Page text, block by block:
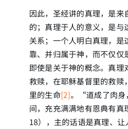
因此，圣经讲的真理，是来
的；真理于人的意义，是与
关系；一个人明白真理，是
靠、并归属于神，而不仅仅
即使是关于神的概念。真理
救赎，在耶稣基督里的救赎
里的生命[2]。“道成了肉身
间，充充满满地有恩典有
18），主的话语是真理、让